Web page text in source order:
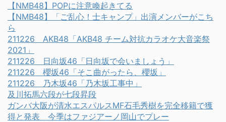
【NMB48】POPに注意喚起きてる
【NMB48】「ご乱心！士キャンプ」出演メンバーがこち
ら
211226 AKB48「AKB48 チーム対抗カラオケ大音楽祭
2021」
211226 日向坂46「日向坂で会いましょう」
211226 櫻坂46「そこ曲がったら、櫻坂」
211226 乃木坂46「乃木坂工事中」
及川拓馬六段が七段昇段
ガンバ大阪が清水エスパルスMF石毛秀樹を完全移籍で獲
得と発表 今季はファジアーノ岡山でプレー